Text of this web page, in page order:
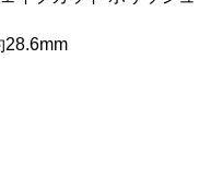
28.6mm